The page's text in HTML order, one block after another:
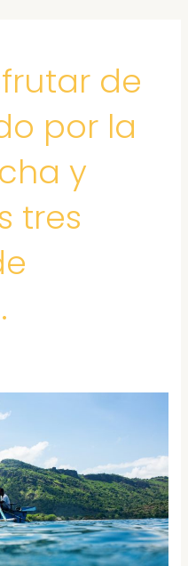
de
por la
y
tres